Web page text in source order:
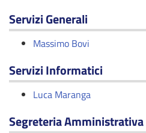
Servizi Generali
Massimo Bovi
Servizi Informatici
Luca Maranga
Segreteria Amministrativa